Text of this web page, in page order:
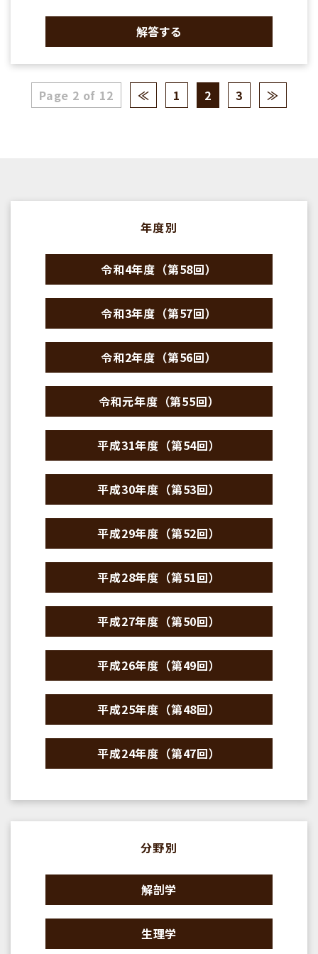
解答する
Page 2 of 12 ≪ 1 2 3 ≫
年度別
令和4年度（第58回）
令和3年度（第57回）
令和2年度（第56回）
令和元年度（第55回）
平成31年度（第54回）
平成30年度（第53回）
平成29年度（第52回）
平成28年度（第51回）
平成27年度（第50回）
平成26年度（第49回）
平成25年度（第48回）
平成24年度（第47回）
分野別
解剖学
生理学